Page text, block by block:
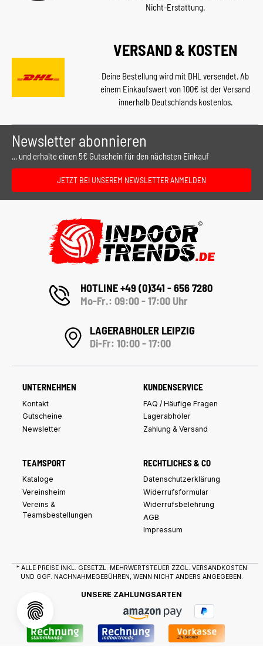
Nicht-Erstattung.
VERSAND & KOSTEN
Deine Bestellung wird mit DHL versendet. Ab
einem Einkaufswert von 100€ ist der Versand
innerhalb Deutschlands kostenlos.
Newsletter abonnieren
... und erhalte einen 5€ Gutschein für den nächsten Einkauf
JETZT BEI UNSEREM NEWSLETTER ANMELDEN
HOTLINE +49 (0)341 - 656 7280
Mo-Fr.: 09:00 - 17:00 Uhr
LAGERABHOLER LEIPZIG
Di-Fr: 10:00 - 17:00
UNTERNEHMEN
Kontakt
Gutscheine
Newsletter
KUNDENSERVICE
FAQ / Häufige Fragen
Lagerabholer
Zahlung & Versand
TEAMSPORT
Kataloge
Vereinsheim
Vereins &
Teamsbestellungen
RECHTLICHES & CO
Datenschutzerklärung
Widerrufsformular
Widerrufsbelehrung
AGB
Impressum
* ALLE PREISE INKL. GESETZL. MEHRWERTSTEUER ZZGL. VERSANDKOSTEN
UND GGF. NACHNAHMEGEBÜHREN, WENN NICHT ANDERS ANGEGEBEN.
UNSERE ZAHLUNGSARTEN